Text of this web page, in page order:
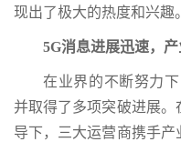
现出了极大的热度和兴趣。
5G消息进展迅速，
在业界的不断努力
并取得了多项突破进展
导下，三大运营商携手